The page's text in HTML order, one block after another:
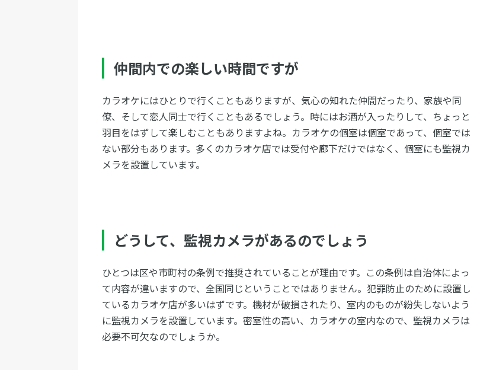
仲間内での楽しい時間ですが
カラオケにはひとりで行くこともありますが、気心の知れた仲間だったり、家族や同
僚、そして恋人同士で行くこともあるでしょう。時にはお酒が入ったりして、ちょっと
羽目をはずして楽しむこともありますよね。カラオケの個室は個室であって、個室では
ない部分もあります。多くのカラオケ店では受付や廊下だけではなく、個室にも監視カ
メラを設置しています。
どうして、監視カメラがあるのでしょう
ひとつは区や市町村の条例で推奨されていることが理由です。この条例は自治体によっ
て内容が違いますので、全国同じということではありません。犯罪防止のために設置し
ているカラオケ店が多いはずです。機材が破損されたり、室内のものが紛失しないよう
に監視カメラを設置しています。密室性の高い、カラオケの室内なので、監視カメラは
必要不可欠なのでしょうか。